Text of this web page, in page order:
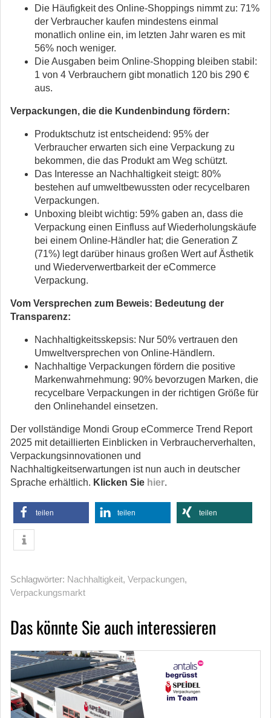
Die Häufigkeit des Online-Shoppings nimmt zu: 71%
der Verbraucher kaufen mindestens einmal
monatlich online ein, im letzten Jahr waren es mit
56% noch weniger.
Die Ausgaben beim Online-Shopping bleiben stabil:
1 von 4 Verbrauchern gibt monatlich 120 bis 290 €
aus.
Verpackungen, die die Kundenbindung fördern:
Produktschutz ist entscheidend: 95% der
Verbraucher erwarten sich eine Verpackung zu
bekommen, die das Produkt am Weg schützt.
Das Interesse an Nachhaltigkeit steigt: 80%
bestehen auf umweltbewussten oder recycelbaren
Verpackungen.
Unboxing bleibt wichtig: 59% gaben an, dass die
Verpackung einen Einfluss auf Wiederholungskäufe
bei einem Online-Händler hat; die Generation Z
(71%) legt darüber hinaus großen Wert auf Ästhetik
und Wiederverwertbarkeit der eCommerce
Verpackung.
Vom Versprechen zum Beweis: Bedeutung der
Transparenz:
Nachhaltigkeitsskepsis: Nur 50% vertrauen den
Umweltversprechen von Online-Händlern.
Nachhaltige Verpackungen fördern die positive
Markenwahrnehmung: 90% bevorzugen Marken, die
recycelbare Verpackungen in der richtigen Größe für
den Onlinehandel einsetzen.
Der vollständige Mondi Group eCommerce Trend Report
2025 mit detaillierten Einblicken in Verbraucherverhalten,
Verpackungsinnovationen und
Nachhaltigkeitserwartungen ist nun auch in deutscher
Sprache erhältlich. Klicken Sie hier.
teilen teilen teilen
Schlagwörter: Nachhaltigkeit, Verpackungen,
Verpackungsmarkt
Das könnte Sie auch interessieren